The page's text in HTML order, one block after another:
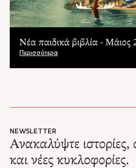
Νέα παιδικά βιβλία - Μάιος
Περισσότερα
NEWSLETTER
Ανακαλύψτε ιστορίες,
και νέες κυκλοφορίες.